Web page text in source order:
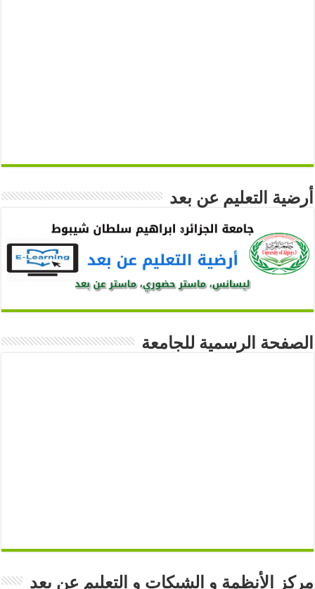
أرضية التعليم عن بعد
الصفحة الرسمية للجامعة
مركز الأنظمة و الشبكات و التعليم عن بعد